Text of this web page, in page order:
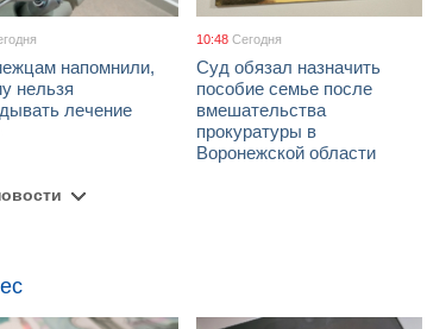
напомнили,
нельзя
лечение
10:48 Сегодня
Суд обязал назначить
пособие семье после
вмешательства
прокуратуры в
Воронежской области